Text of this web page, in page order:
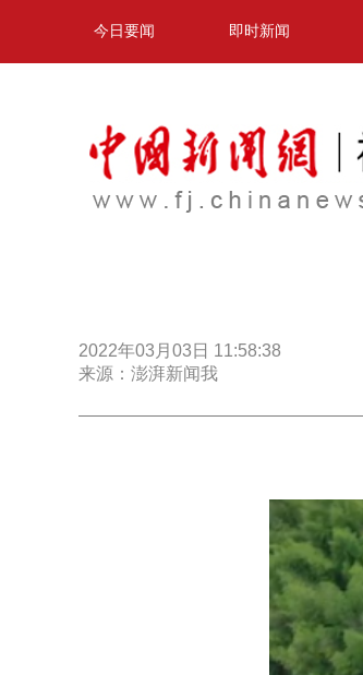
今日要闻 即时新闻
2022年03月03日 11:58:38
来源：澎湃新闻我